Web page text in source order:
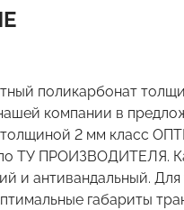
поликарбонат
компании в
2 мм класс
ТУ ПРОИЗВОДИТЕЛЯ.
и антивандальный.
габариты